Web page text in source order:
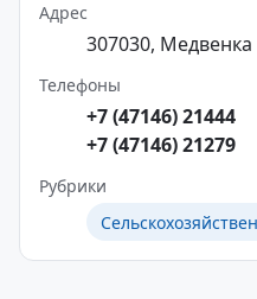
Адрес
307030, Медвенка
Телефоны
+7 (47146) 21444
+7 (47146) 21279
Рубрики